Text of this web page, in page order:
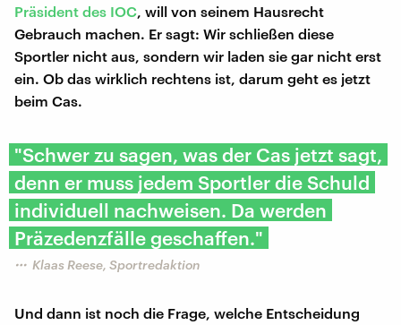
Präsident des IOC , will von seinem Hausrecht
Gebrauch machen. Er sagt: Wir schließen diese
Sportler nicht aus, sondern wir laden sie gar nicht erst
ein. Ob das wirklich rechtens ist, darum geht es jetzt
beim Cas.
"Schwer zu sagen, was der Cas jetzt sagt,
denn er muss jedem Sportler die Schuld
individuell nachweisen. Da werden
Präzedenzfälle geschaffen."
Klaas Reese, Sportredaktion
Und dann ist noch die Frage, welche Entscheidung